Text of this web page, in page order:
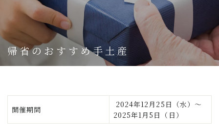
帰省のおすすめ手土産
開催期間
2024年12月25日（水）～
2025年1月5日（日）